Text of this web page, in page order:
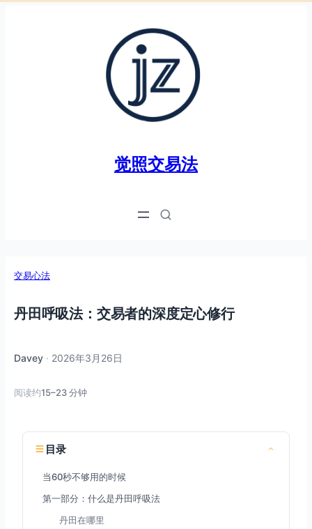
觉照交易法
交易心法
丹田呼吸法：交易者的深度定心修行
Davey · 2026年3月26日
阅读约15–23 分钟
目录
当60秒不够用的时候
第一部分：什么是丹田呼吸法
丹田在哪里